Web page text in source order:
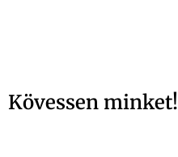
Kövessen minket!